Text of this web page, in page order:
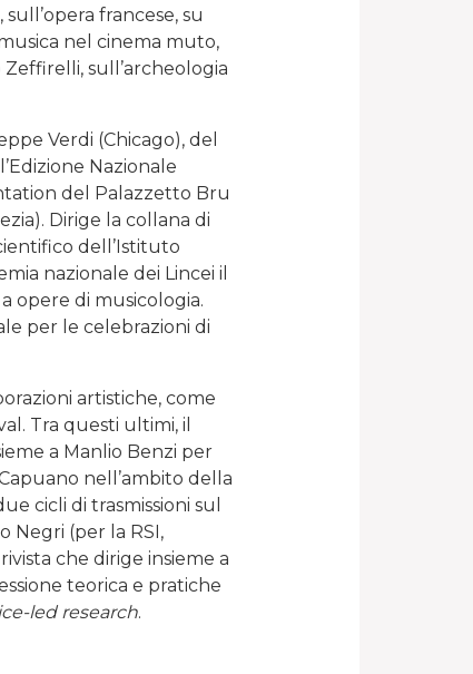
francese, su
nel cinema muto,
sull’archeologia
Verdi (Chicago), del
Nazionale
del Palazzetto Bru
Dirige la collana di
dell’Istituto
nazionale dei Lincei il
opere di musicologia.
per le celebrazioni di
artistiche, come
Tra questi ultimi, il
a Manlio Benzi per
nell’ambito della
cicli di trasmissioni sul
Negri (per la RSI,
che dirige insieme a
teorica e pratiche
led research.